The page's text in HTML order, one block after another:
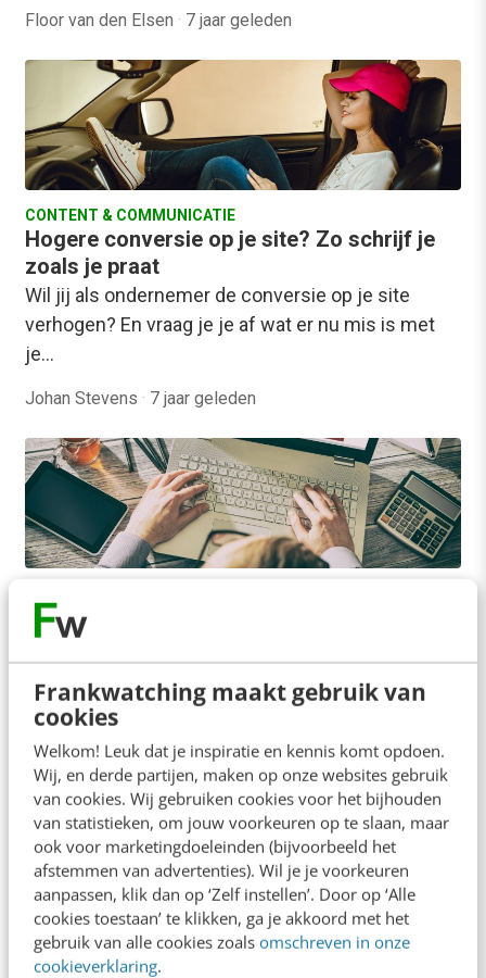
Frankwatching maakt gebruik van
cookies
Welkom! Leuk dat je inspiratie en kennis komt opdoen.
Wij, en derde partijen, maken op onze websites gebruik
van cookies. Wij gebruiken cookies voor het bijhouden
van statistieken, om jouw voorkeuren op te slaan, maar
ook voor marketingdoeleinden (bijvoorbeeld het
afstemmen van advertenties). Wil je je voorkeuren
aanpassen, klik dan op ‘Zelf instellen’. Door op ‘Alle
cookies toestaan’ te klikken, ga je akkoord met het
gebruik van alle cookies zoals omschreven in onze
cookieverklaring.
Floor van den Elsen · 7 jaar geleden
CONTENT & COMMUNICATIE
Hogere conversie op je site? Zo schrijf je
zoals je praat
Wil jij als ondernemer de conversie op je site
verhogen? En vraag je je af wat er nu mis is met
je…
Johan Stevens · 7 jaar geleden
Zo grijp je de aandacht van scannende
lezers [7 tips]
nemen om je webtekst eens op het gemakje door
te lezen. Binnen enkele seconden…
Nina Meeuwes· 7 jaar geleden
CONTENT & COMMUNICATIE